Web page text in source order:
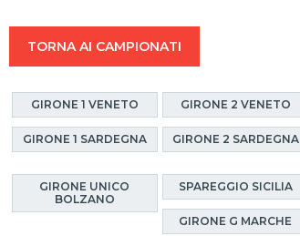
TORNA AI CAMPIONATI
GIRONE 1 VENETO GIRONE 2 VENETO
GIRONE 1 SARDEGNA GIRONE 2 SARDEGNA
GIRONE UNICO
BOLZANO
SPAREGGIO SICILIA
GIRONE G MARCHE